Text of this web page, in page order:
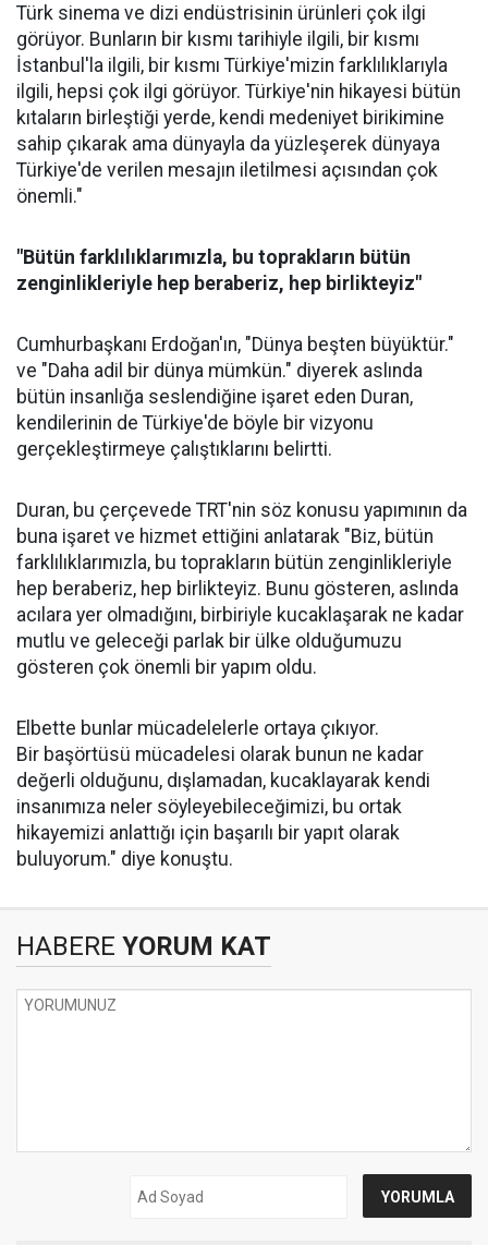
Türk sinema ve dizi endüstrisinin ürünleri çok ilgi
görüyor. Bunların bir kısmı tarihiyle ilgili, bir kısmı
İstanbul'la ilgili, bir kısmı Türkiye'mizin farklılıklarıyla
ilgili, hepsi çok ilgi görüyor. Türkiye'nin hikayesi bütün
kıtaların birleştiği yerde, kendi medeniyet birikimine
sahip çıkarak ama dünyayla da yüzleşerek dünyaya
Türkiye'de verilen mesajın iletilmesi açısından çok
önemli."
"Bütün farklılıklarımızla, bu toprakların bütün
zenginlikleriyle hep beraberiz, hep birlikteyiz"
Cumhurbaşkanı Erdoğan'ın, "Dünya beşten büyüktür."
ve "Daha adil bir dünya mümkün." diyerek aslında
bütün insanlığa seslendiğine işaret eden Duran,
kendilerinin de Türkiye'de böyle bir vizyonu
gerçekleştirmeye çalıştıklarını belirtti.
Duran, bu çerçevede TRT'nin söz konusu yapımının da
buna işaret ve hizmet ettiğini anlatarak "Biz, bütün
farklılıklarımızla, bu toprakların bütün zenginlikleriyle
hep beraberiz, hep birlikteyiz. Bunu gösteren, aslında
acılara yer olmadığını, birbiriyle kucaklaşarak ne kadar
mutlu ve geleceği parlak bir ülke olduğumuzu
gösteren çok önemli bir yapım oldu.
Elbette bunlar mücadelelerle ortaya çıkıyor.
Bir başörtüsü mücadelesi olarak bunun ne kadar
değerli olduğunu, dışlamadan, kucaklayarak kendi
insanımıza neler söyleyebileceğimizi, bu ortak
hikayemizi anlattığı için başarılı bir yapıt olarak
buluyorum." diye konuştu.
HABERE YORUM KAT